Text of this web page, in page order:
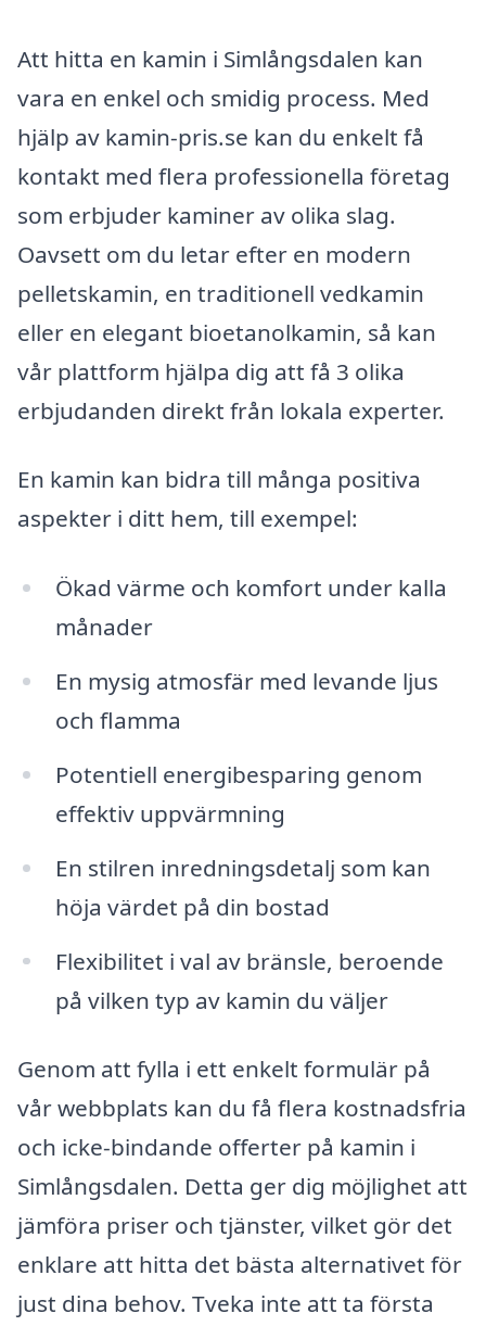
Att hitta en kamin i Simlångsdalen kan
vara en enkel och smidig process. Med
hjälp av kamin-pris.se kan du enkelt få
kontakt med flera professionella företag
som erbjuder kaminer av olika slag.
Oavsett om du letar efter en modern
pelletskamin, en traditionell vedkamin
eller en elegant bioetanolkamin, så kan
vår plattform hjälpa dig att få 3 olika
erbjudanden direkt från lokala experter.
En kamin kan bidra till många positiva
aspekter i ditt hem, till exempel:
Ökad värme och komfort under kalla
månader
En mysig atmosfär med levande ljus
och flamma
Potentiell energibesparing genom
effektiv uppvärmning
En stilren inredningsdetalj som kan
höja värdet på din bostad
Flexibilitet i val av bränsle, beroende
på vilken typ av kamin du väljer
Genom att fylla i ett enkelt formulär på
vår webbplats kan du få flera kostnadsfria
och icke-bindande offerter på kamin i
Simlångsdalen. Detta ger dig möjlighet att
jämföra priser och tjänster, vilket gör det
enklare att hitta det bästa alternativet för
just dina behov. Tveka inte att ta första